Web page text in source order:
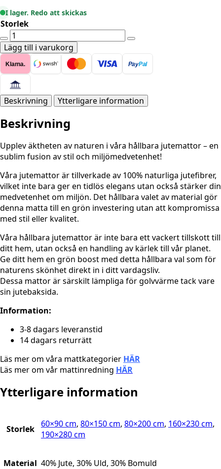
I lager. Redo att skickas
Storlek
Dhaka
Natural
-
Ivory
mängd
Lägg till i varukorg
Klarna. PayPal
Beskrivning Ytterligare information
Beskrivning
Upplev äktheten av naturen i våra hållbara jutemattor – en
sublim fusion av stil och miljömedvetenhet!
Våra jutemattor är tillverkade av 100% naturliga jutefibrer,
vilket inte bara ger en tidlös elegans utan också stärker din
medvetenhet om miljön. Det hållbara valet av material gör
denna matta till en grön investering utan att kompromissa
med stil eller kvalitet.
Våra hållbara jutemattor är inte bara ett vackert tillskott till
ditt hem, utan också en handling av kärlek till vår planet.
Ge ditt hem en grön boost med detta hållbara val som för
naturens skönhet direkt in i ditt vardagsliv.
Dessa mattor är särskilt lämpliga för golvvärme tack vare
sin jutebaksida.
Information:
3-8 dagars leveranstid
14 dagars returrätt
Läs mer om våra mattkategorier HÄR
Läs mer om vår mattinredning HÄR
Ytterligare information
Storlek 60×90 cm, 80×150 cm, 80×200 cm, 160×230 cm,
190×280 cm
Material 40% Jute, 30% Uld, 30% Bomuld